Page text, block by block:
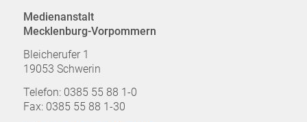
Medienanstalt
Mecklenburg-Vorpommern
Bleicherufer 1
19053 Schwerin
Telefon: 0385 55 88 1-0
Fax: 0385 55 88 1-30